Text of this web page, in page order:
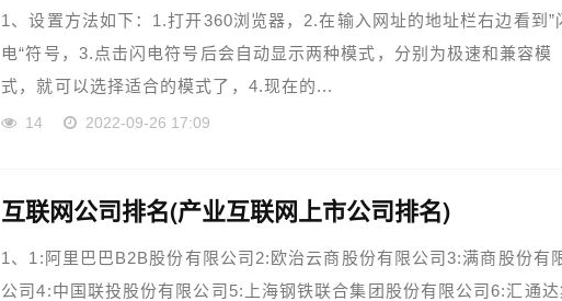
1、设置方法如下：1.打开360浏览器，2.在输入网址的地址栏右边看到”
电“符号，3.点击闪电符号后会自动显示两种模式，分别为极速和兼容模
式，就可以选择适合的模式了，4.现在的...
14 2022-09-26 17:09
互联网公司排名(产业互联网上市公司排名)
1、1:阿里巴巴B2B股份有限公司2:欧治云商股份有限公司3:满商股份有
公司4:中国联投股份有限公司5:上海钢铁联合集团股份有限公司6:汇通达